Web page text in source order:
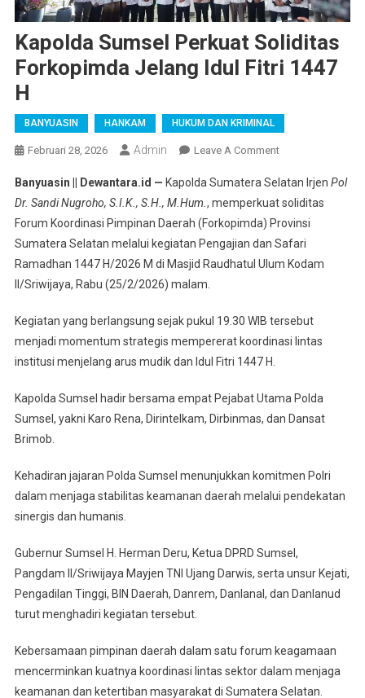
Kapolda Sumsel Perkuat Soliditas
Forkopimda Jelang Idul Fitri 1447
H
BANYUASIN HANKAM HUKUM DAN KRIMINAL
Februari 28, 2026 Admin Leave A CommentOn
Sumsel
Perkuat
Soliditas
Forkopimda
Jelang
1447
H
Banyuasin || Dewantara.id — Kapolda Sumatera Selatan Irjen Pol
Dr. Sandi Nugroho, S.I.K., S.H., M.Hum. , memperkuat soliditas
Forum Koordinasi Pimpinan Daerah (Forkopimda) Provinsi
Sumatera Selatan melalui kegiatan Pengajian dan Safari
Ramadhan 1447 H/2026 M di Masjid Raudhatul Ulum Kodam
II/Sriwijaya, Rabu (25/2/2026) malam.
Kegiatan yang berlangsung sejak pukul 19.30 WIB tersebut
menjadi momentum strategis mempererat koordinasi lintas
institusi menjelang arus mudik dan Idul Fitri 1447 H.
Kapolda Sumsel hadir bersama empat Pejabat Utama Polda
Sumsel, yakni Karo Rena, Dirintelkam, Dirbinmas, dan Dansat
Brimob.
Kehadiran jajaran Polda Sumsel menunjukkan komitmen Polri
dalam menjaga stabilitas keamanan daerah melalui pendekatan
sinergis dan humanis.
Gubernur Sumsel H. Herman Deru, Ketua DPRD Sumsel,
Pangdam II/Sriwijaya Mayjen TNI Ujang Darwis, serta unsur Kejati,
Pengadilan Tinggi, BIN Daerah, Danrem, Danlanal, dan Danlanud
turut menghadiri kegiatan tersebut.
Kebersamaan pimpinan daerah dalam satu forum keagamaan
mencerminkan kuatnya koordinasi lintas sektor dalam menjaga
keamanan dan ketertiban masyarakat di Sumatera Selatan.